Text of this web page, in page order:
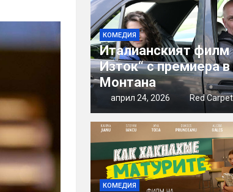
КОМЕДИЯ
Италианският
Изток“ с премиера
Монтана
април 24, 2026 Red Carpet
КОМЕДИЯ